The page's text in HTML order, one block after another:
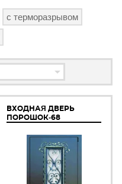
с терморазрывом
ВХОДНАЯ ДВЕРЬ
ПОРОШОК-68